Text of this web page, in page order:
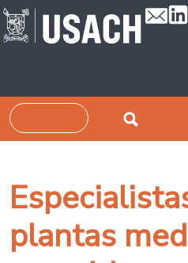
Passar para o conteúdo principal
Pesquisar
plantas